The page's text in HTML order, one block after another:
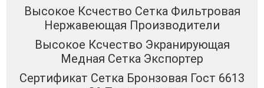
Высокое Ксчество Сетка Фильтровая
Нержавеющая Производители
Высокое Ксчество Экранирующая
Медная Сетка Экспортер
Сертификат Сетка Бронзовая Гост 6613